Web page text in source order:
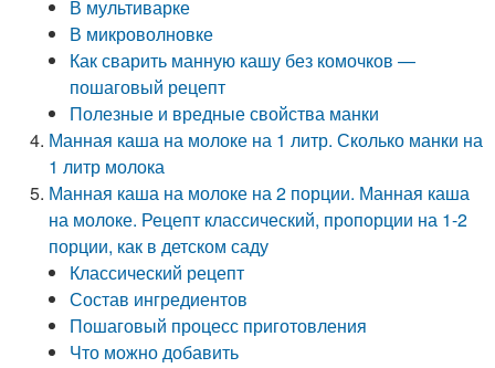
В мультиварке
В микроволновке
Как сварить манную кашу без комочков —
пошаговый рецепт
Полезные и вредные свойства манки
Манная каша на молоке на 1 литр. Сколько манки на
1 литр молока
Манная каша на молоке на 2 порции. Манная каша
на молоке. Рецепт классический, пропорции на 1-2
порции, как в детском саду
Классический рецепт
Состав ингредиентов
Пошаговый процесс приготовления
Что можно добавить